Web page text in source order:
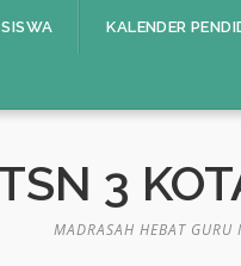
KALENDER
3
MADRASAH HEBAT GURU